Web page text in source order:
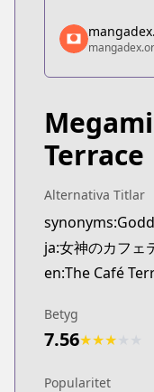
https://
Terrace
Alternativa Titlar
ja:女神のカフェ
en:The Café
Betyg
7.56★★★
Popularitet